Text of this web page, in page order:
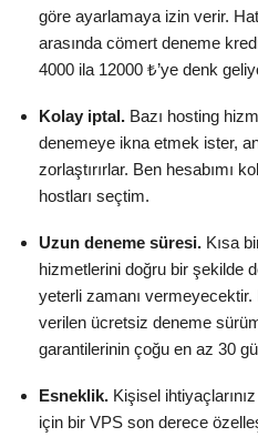
göre ayarlamaya izin verir.
arasında cömert deneme
4000 ila 12000 ₺’ye denk
Kolay iptal. Bazı hosting
denemeye ikna etmek ister,
zorlaştırırlar. Ben hesabımı
hostları seçtim.
Uzun deneme süresi. Kısa
hizmetlerini doğru bir şekilde
yeterli zamanı
verilen ücretsiz deneme
garantilerinin çoğu en az 30
Esneklik. Kişisel
için bir VPS son derece